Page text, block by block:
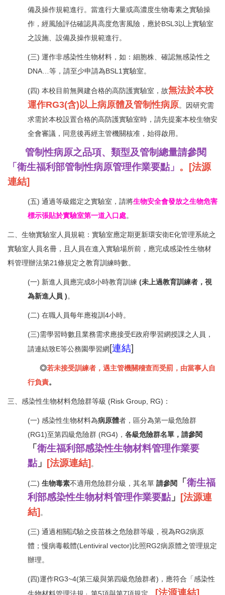
備及操作規範進行。當進行大量或高濃度生物毒素之實驗操
作，經風險評估確認具高度危害風險，應於BSL3以上實驗室
之設施、設備及操作規範進行。
(三) 運作非感染性生物材料，如：細胞株、確認無感染性之
DNA…等，請至少申請為BSL1實驗室。
(四) 本校目前無興建合格的高防護實驗室，故無法於本校
運作RG3(含)以上病原體及管制性病原。因研究需
求需於本校設置合格的高防護實驗室時，請先提案本校生物安
全會審議，同意後再經主管機關核准，始得啟用。
管制性病原之品項、類型及管制總量請參閱
「衛生福利部管制性病原管理作業要點」 。[法源
連結]
(五) 通過等級鑑定之實驗室，請將生物安全會發放之生物危害
標示張貼於實驗室第一道入口處。
二、生物實驗室人員規範：實驗室應定期更新環安衛E化管理系統之
實驗室人員名冊，且人員在進入實驗場所前，應完成感染性生物材
料管理辦法第21條規定之教育訓練時數。
(一) 新進人員應完成8小時教育訓練 (未上過教育訓練者，視
為新進人員 )。
(二) 在職人員每年應複訓4小時。
(三)需學習時數且業務需求應接受E政府學習網授課之人員，
請連結致E等公務園學習網[連結]
◎若未接受訓練者，遇主管機關稽查而受罰，由當事人自
行負責。
三、感染性生物材料危險群等級 (Risk Group, RG)：
(一) 感染性生物材料為病原體者，區分為第一級危險群
(RG1)至第四級危險群 (RG4)， 各級危險群名單，請參閱
「衛生福利部感染性生物材料管理作業要
點」 [法源連結]。
(二) 生物毒素不適用危險群分級，其名單 請參閱 「衛生福
利部感染性生物材料管理作業要點」 [法源連
結]。
(三) 通過相關試驗之疫苗株之危險群等級，視為RG2病原
體；慢病毒載體(Lentiviral vector)比照RG2病原體之管理規定
辦理。
(四)運作RG3~4(第三級與第四級危險群者)，應符合「感染性
[法源連結]